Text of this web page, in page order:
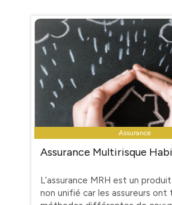
Assurance
Assurance Multirisque
L’assurance MRH est un
non unifié car les assureurs ont